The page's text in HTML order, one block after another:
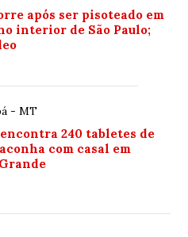
após ser pisoteado em
interior de São Paulo;
- MT
240 tabletes de
com casal em